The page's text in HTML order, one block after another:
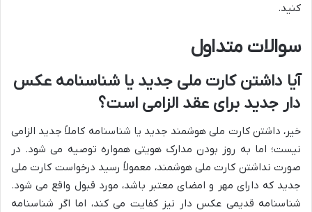
کنید.
سوالات متداول
آیا داشتن کارت ملی جدید یا شناسنامه عکس
دار جدید برای عقد الزامی است؟
خیر، داشتن کارت ملی هوشمند جدید یا شناسنامه کاملاً جدید الزامی
نیست؛ اما به روز بودن مدارک هویتی همواره توصیه می شود. در
صورت نداشتن کارت ملی هوشمند، معمولاً رسید درخواست کارت ملی
جدید که دارای مهر و امضای معتبر باشد، مورد قبول واقع می شود.
شناسنامه قدیمی عکس دار نیز کفایت می کند، اما اگر شناسنامه